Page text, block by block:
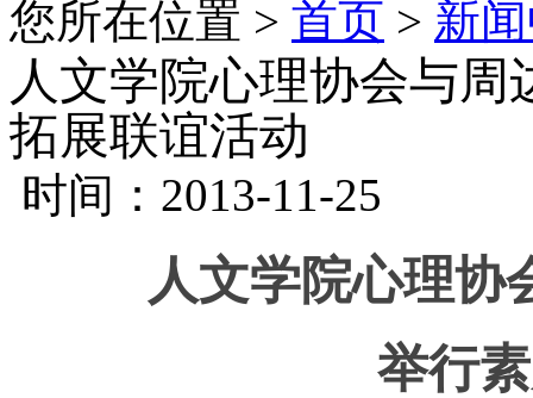
您所在位置 > 首页 > 新
人文学院心理协会与
拓展联谊活动
时间：2013-11-25
人文学院心理协
举行